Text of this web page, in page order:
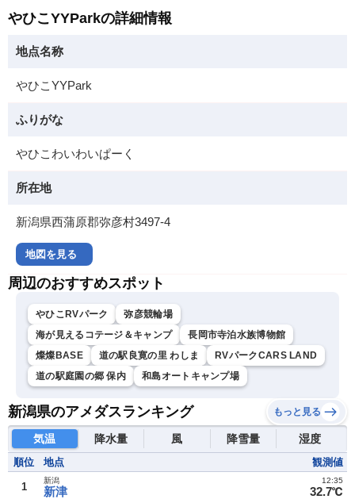
やひこYYParkの詳細情報
地点名称
やひこYYPark
ふりがな
やひこわいわいぱーく
所在地
新潟県西蒲原郡弥彦村3497-4
地図を見る
周辺のおすすめスポット
やひこRVパーク
弥彦競輪場
海が見えるコテージ＆キャンプ
長岡市寺泊水族博物館
燦燦BASE
道の駅良寛の里 わしま
RVパークCARS LAND
道の駅庭園の郷 保内
和島オートキャンプ場
新潟県のアメダスランキング もっと見る
気温 降水量 風 降雪量 湿度
順位 地点 観測値
1 新津
新潟
32.7℃
12:35